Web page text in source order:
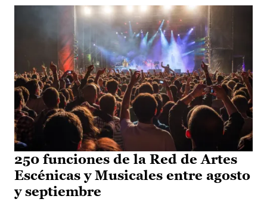
250 funciones de la Red de Artes
Escénicas y Musicales entre agosto
y septiembre